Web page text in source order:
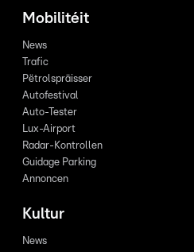
Mobilitéit
News
Trafic
Pëtrolspräisser
Autofestival
Auto-Tester
Lux-Airport
Radar-Kontrollen
Guidage Parking
Annoncen
Kultur
News